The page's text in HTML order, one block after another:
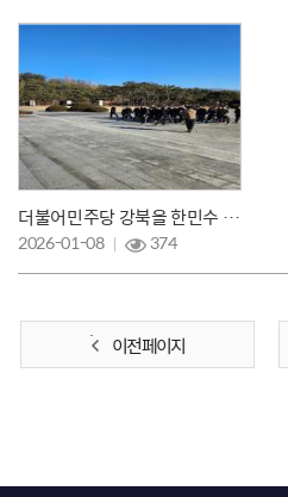
더불어민주당 강북을 한민수 의원 신년 참배
2026-01-08
374
이전 페이지